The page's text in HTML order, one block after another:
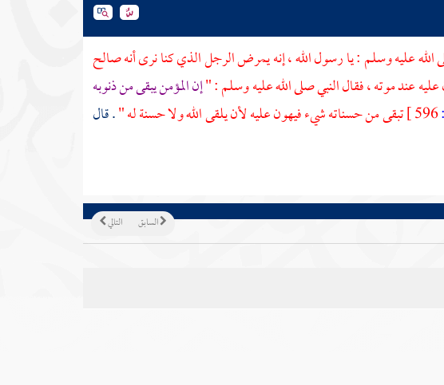
عليه وسلم : يا رسول الله ، إنه يمرض الرجل الذي كنا نرى أنه صالح
عند موته ، فقال النبي صلى الله عليه وسلم : "إن المؤمن يبقى من ذنوبه
596 ] تبقى من حسناته شيء فيهون عليه لأن يلقى الله ولا حسنة له ". قال
التالي السابق